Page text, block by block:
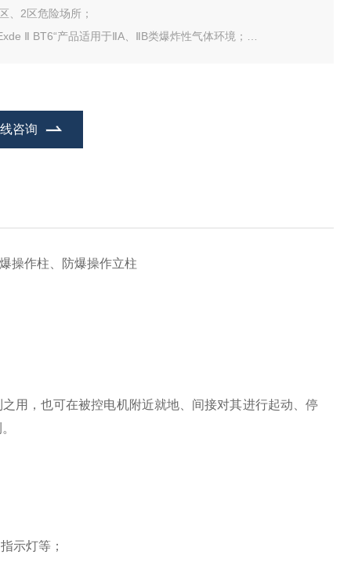
、2区危险场所；
Ⅱ BT6“产品适用于ⅡA、ⅡB类爆炸性气体环境；
咨询
操作柱、防爆操作立柱
用，也可在被控电机附近就地、间接对其进行起动、停
示灯等；